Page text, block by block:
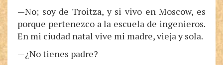
—No; soy de Troitza, y si vivo en Moscow, es
porque pertenezco a la escuela de ingenieros.
En mi ciudad natal vive mi madre, vieja y sola.
—¿No tienes padre?